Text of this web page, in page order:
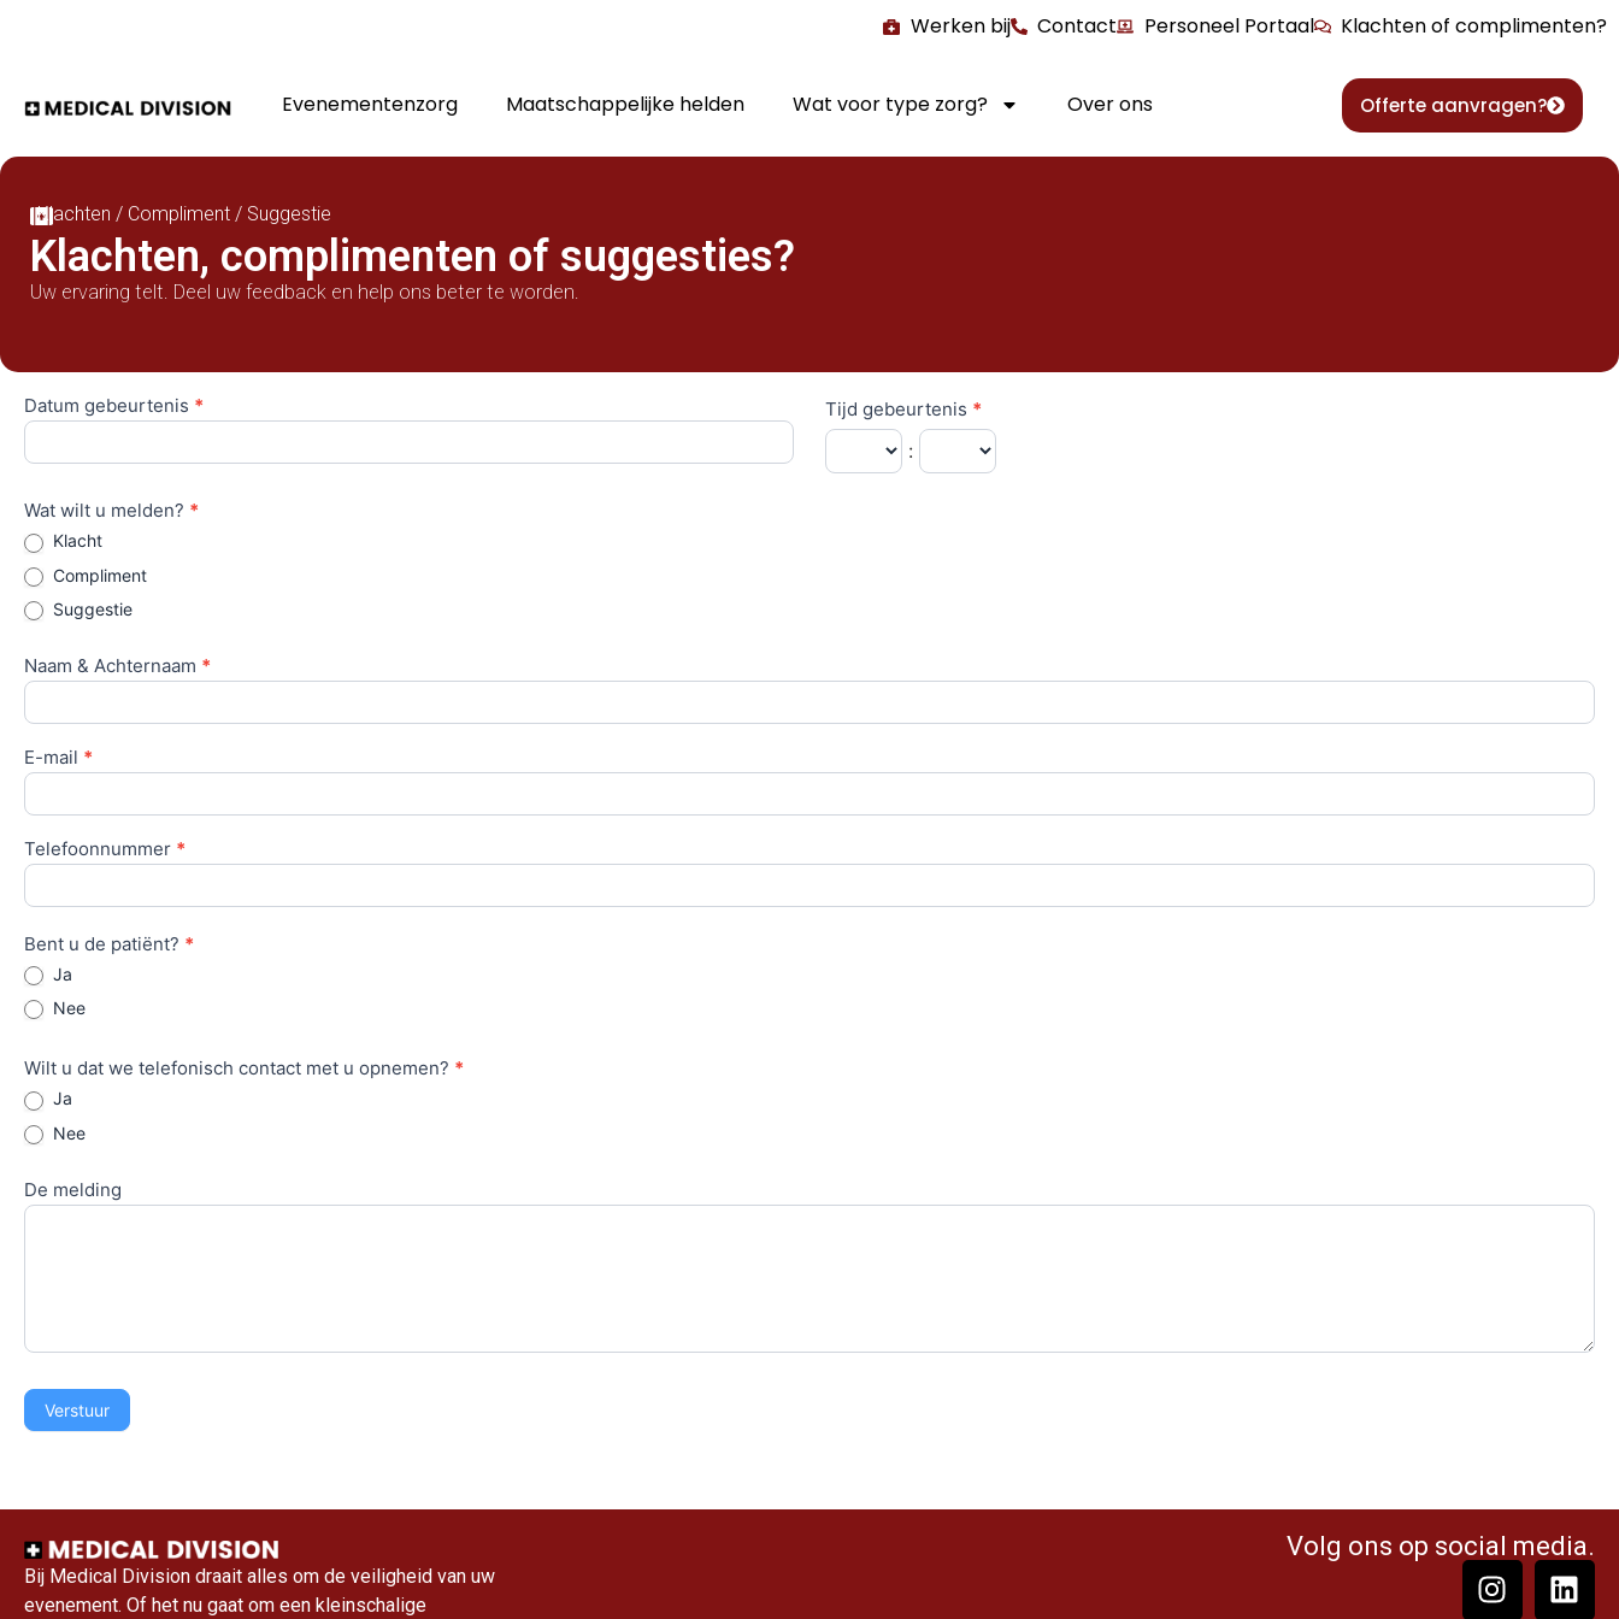
Werken bij Contact Personeel Portaal Klachten of complimenten?
Evenementenzorg Maatschappelijke helden Wat voor type zorg? Over ons Offerte aanvragen?
Klachten / Compliment / Suggestie
Klachten, complimenten of suggesties?
Uw ervaring telt. Deel uw feedback en help ons beter te worden.
KSC
Datum gebeurtenis * Tijd gebeurtenis *
:
Wat wilt u melden? *
Klacht
Compliment
Suggestie
Naam & Achternaam *
E-mail *
Telefoonnummer *
Bent u de patiënt? *
Ja
Nee
Wilt u dat we telefonisch contact met u opnemen? *
Ja
Nee
De melding
Verstuur
Bij Medical Division draait alles om de veiligheid van uw
evenement. Of het nu gaat om een kleinschalige
Volg ons op social media.